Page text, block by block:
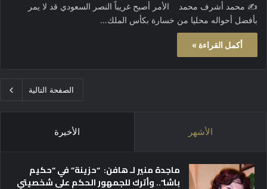
✍️ محمد أشرف محمد الأمر أصبح غريباً النصر السعودي قد لا يمر
بأفضل أحواله محليا من خسارة بكأس الملك…
أكمل القراءة »
الصفحة التالية
الأشهر الأخيرة
ماجدة منير لـ هافن: “حزينة” في “حكيم
باشا”.. وأترك للجمهور الحكم على شخصيتي